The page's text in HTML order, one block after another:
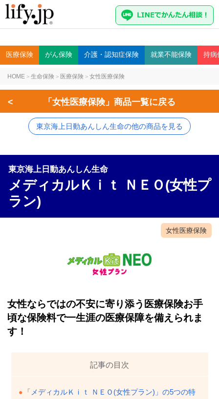
医療保険 がん保険 介護・認知症保険 就業不能保険 持病
HOME > 生命保険 > 医療保険 > 女性医療保険
< 「女性医療保険」商品一覧に戻る
東京海上日動あんしん生命の他の商品を見る
東京海上日動あんしん生命
メディカルＫｉｔ ＮＥＯ(女性プ
ラン)
女性医療保険
女性ならではの不安に寄り添う医療保険お手
頃な保険料で一生涯の医療保障を備えられま
す！
記事の目次
「メディカルＫｉｔ ＮＥＯ(女性プラン)」の5つの特